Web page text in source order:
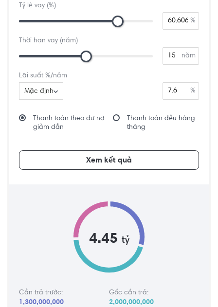
Tỷ lệ vay (%)
%
Thời hạn vay (năm)
năm
Lãi suất %/năm
Mặc định %
Thanh toán theo dư nợ
giảm dần
Thanh toán đều hàng
tháng
Xem kết quả
4.45 tỷ
Cần trả trước:
1,300,000,000
Gốc cần trả:
2,000,000,000